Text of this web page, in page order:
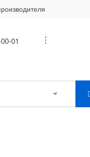
01 ...